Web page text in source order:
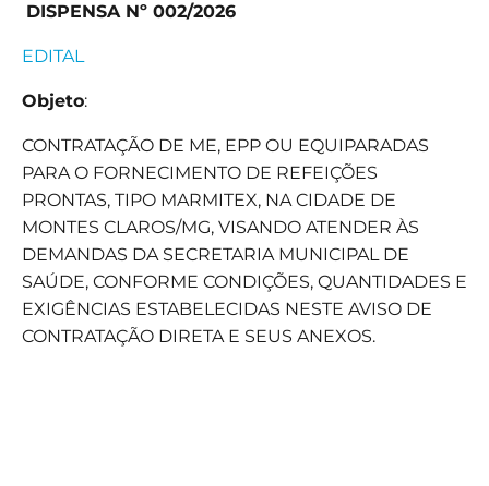
DISPENSA Nº 002/2026
EDITAL
Objeto:
CONTRATAÇÃO DE ME, EPP OU EQUIPARADAS
PARA O FORNECIMENTO DE REFEIÇÕES
PRONTAS, TIPO MARMITEX, NA CIDADE DE
MONTES CLAROS/MG, VISANDO ATENDER ÀS
DEMANDAS DA SECRETARIA MUNICIPAL DE
SAÚDE, CONFORME CONDIÇÕES, QUANTIDADES E
EXIGÊNCIAS ESTABELECIDAS NESTE AVISO DE
CONTRATAÇÃO DIRETA E SEUS ANEXOS.